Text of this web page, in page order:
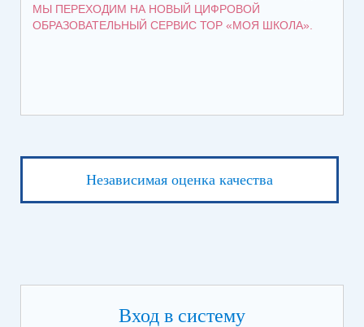
МЫ ПЕРЕХОДИМ НА НОВЫЙ ЦИФРОВОЙ
ОБРАЗОВАТЕЛЬНЫЙ СЕРВИС ТОР «МОЯ ШКОЛА».
Независимая оценка качества
Вход в систему